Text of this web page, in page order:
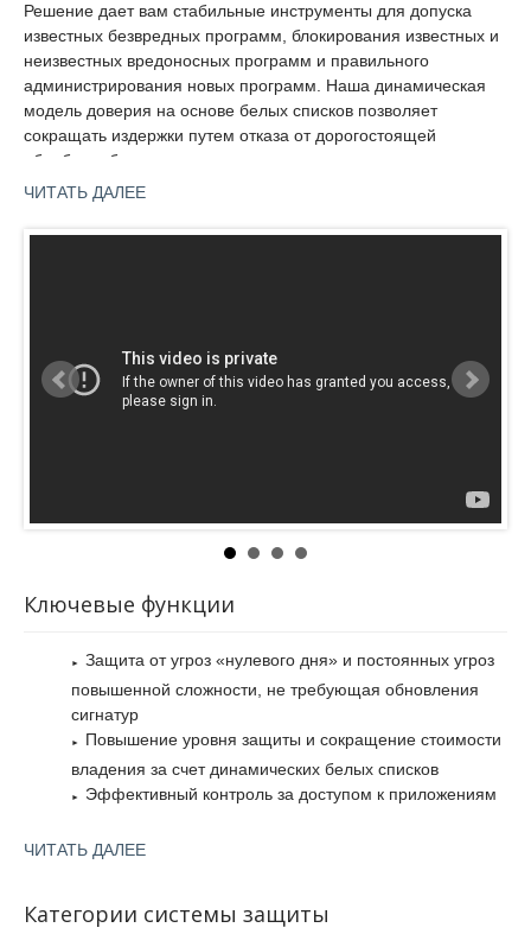
Решение дает вам стабильные инструменты для допуска
известных безвредных программ, блокирования известных и
неизвестных вредоносных программ и правильного
администрирования новых программ. Наша динамическая
модель доверия на основе белых списков позволяет
сокращать издержки путем отказа от дорогостоящей
обработки белых списков вручную.
Чтобы обнаружить относящиеся к приложению файлы и
понятном иерархическом формате. Для классификации
приложений используются следующие категории: хорошо
известные (well-known), неизвестные (unknown) и известные
добавленные на текущей неделе, несертифицированные
системы с устаревшими версиями Adobe Reader и т. д. Это
нормативно-правовое соответствие лицензий на
программное обеспечение.
ЧИТАТЬ ДАЛЕЕ
Ключевые функции
Защита от угроз «нулевого дня» и постоянных угроз
повышенной сложности, не требующая обновления
сигнатур
Повышение уровня защиты и сокращение стоимости
владения за счет динамических белых списков
Эффективный контроль за доступом к приложениям
McAfee ePO
и передовой технологии защиты памяти
ЧИТАТЬ ДАЛЕЕ
Категории системы защиты